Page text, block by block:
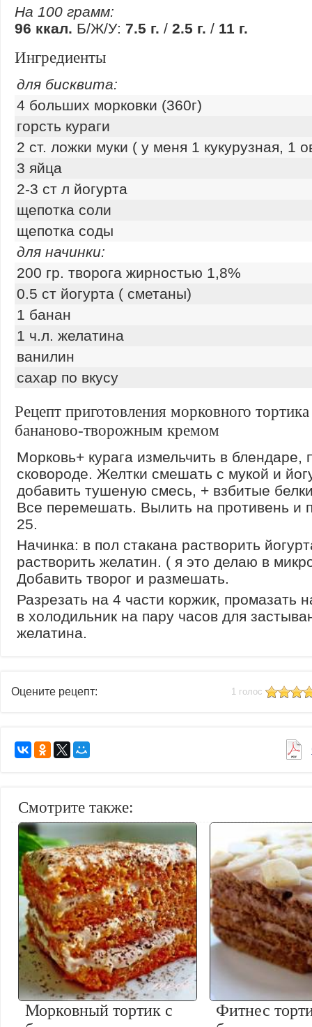
На 100 грамм:
96 ккал. Б/Ж/У: 7.5 г. / 2.5 г. / 11 г.
Ингредиенты
для бисквита:
4 больших морковки (360г)
горсть кураги
2 ст. ложки муки ( у меня 1 кукурузная, 1
3 яйца
2-3 ст л йогурта
щепотка соли
щепотка соды
для начинки:
200 гр. творога жирностью 1,8%
0.5 ст йогурта ( сметаны)
1 банан
1 ч.л. желатина
ванилин
сахар по вкусу
Рецепт приготовления морковного тортика
бананово-творожным кремом
Морковь+ курага измельчить в блендаре,
сковороде. Желтки смешать с мукой и
добавить тушеную смесь, + взбитые
Все перемешать. Вылить на противень и
25.
Начинка: в пол стакана растворить
растворить желатин. ( я это делаю в
Добавить творог и размешать.
Разрезать на 4 части коржик, промазать
в холодильник на пару часов для
желатина.
Оцените рецепт: 1 голос
Смотрите также:
Морковный тортик с
Фитнес